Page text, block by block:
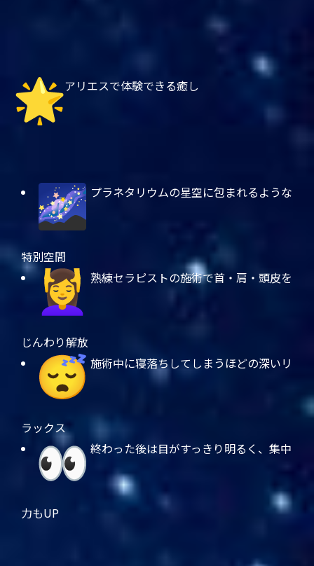
アリエスで体験できる癒し
プラネタリウムの星空に包まれるような
特別空間
熟練セラピストの施術で首・肩・頭皮を
じんわり解放
施術中に寝落ちしてしまうほどの深いリ
ラックス
終わった後は目がすっきり明るく、集中
力もUP